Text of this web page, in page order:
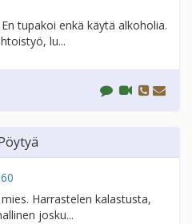
tupakoi enkä käytä alkoholia.
lu...
Harrastelen kalastusta,
josku...